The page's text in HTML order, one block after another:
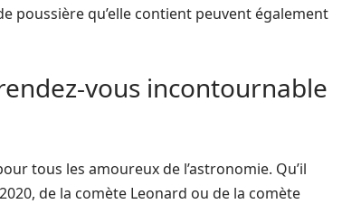
poussière qu’elle contient peuvent également
vous incontournable
tous les amoureux de l’astronomie. Qu’il
de la comète Leonard ou de la comète